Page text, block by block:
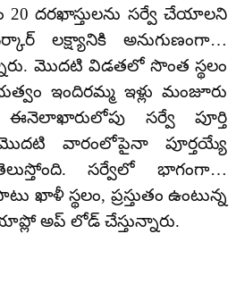
20 దరఖాస్తులను సర్వే చేయాలని
లక్ష్యానికి అనుగుణంగా…
మొదటి విడతలో సొంత స్థలం
ఇందిరమ్మ ఇళ్లు మంజూరు
సర్వే పూర్తి
వారంలోపైనా పూర్తయ్యే
సర్వేలో భాగంగా…
స్థలం, ప్రస్తుతం ఉంటున్న
అప్ లోడ్ చేస్తున్నారు.